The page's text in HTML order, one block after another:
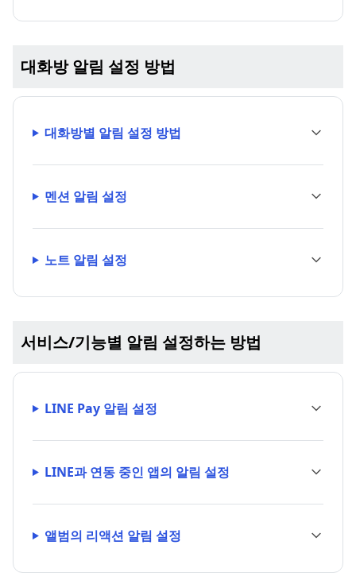
대화방 알림 설정 방법
대화방별 알림 설정 방법
멘션 알림 설정
노트 알림 설정
서비스/기능별 알림 설정하는 방법
LINE Pay 알림 설정
LINE과 연동 중인 앱의 알림 설정
앨범의 리액션 알림 설정